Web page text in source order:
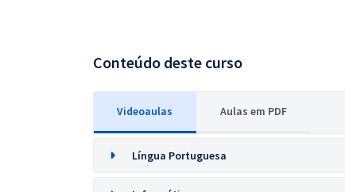
Conteúdo deste curso
Videoaulas Aulas em PDF
Língua Portuguesa